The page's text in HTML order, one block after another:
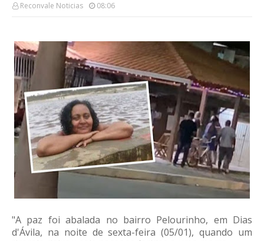
Reconvale Noticias 08:06
"A paz foi abalada no bairro Pelourinho, em Dias
d'Ávila, na noite de sexta-feira (05/01), quando um